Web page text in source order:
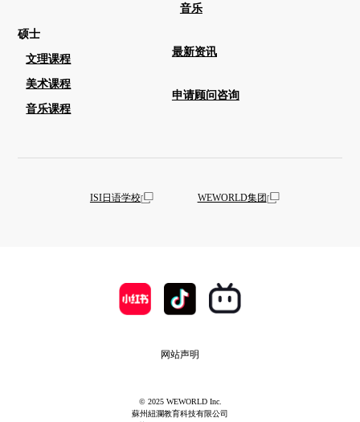
硕士
文理课程
美术课程
音乐课程
音乐
最新资讯
申请顾问咨询
ISI日语学校 WEWORLD集团
网站声明
© 2025 WEWORLD Inc.
蘇州紐瀾教育科技有限公司